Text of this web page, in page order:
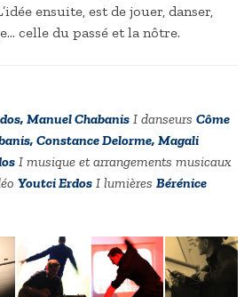
ensuite, est de jouer, danser,
celle du passé et la nôtre.
Manuel Chabanis I danseurs Côme
Constance Delorme, Magali
I musique et arrangements musicaux
YoutciErdos I lumières Bérénice